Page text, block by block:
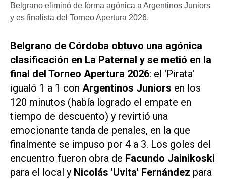
Belgrano eliminó de forma agónica a Argentinos Juniors
y es finalista del Torneo Apertura 2026.
Belgrano de Córdoba obtuvo una agónica
clasificación en La Paternal y se metió en la
final del Torneo Apertura 2026: el 'Pirata'
igualó 1 a 1 con Argentinos Juniors en los
120 minutos (había logrado el empate en
tiempo de descuento) y revirtió una
emocionante tanda de penales, en la que
finalmente se impuso por 4 a 3. Los goles del
encuentro fueron obra de Facundo Jainikoski
para el local y Nicolás 'Uvita' Fernández para